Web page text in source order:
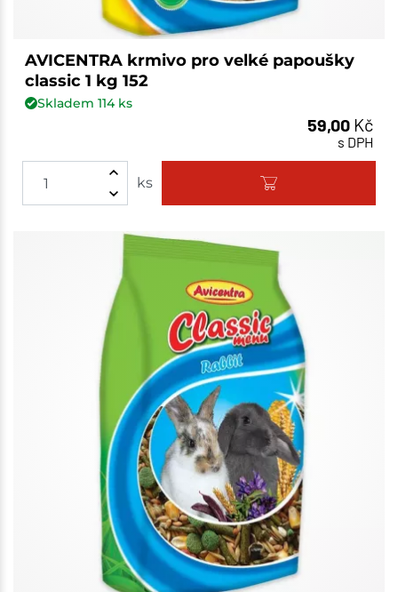
AVICENTRA krmivo pro velké papoušky
classic 1 kg 152
Skladem 114ks
59,00 Kč
s DPH
ks